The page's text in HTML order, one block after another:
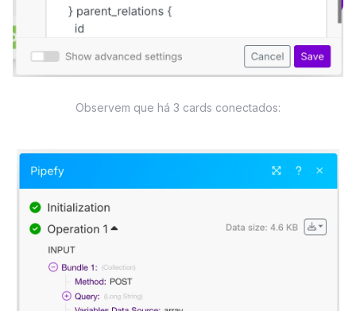
Observem que há 3 cards conectados: